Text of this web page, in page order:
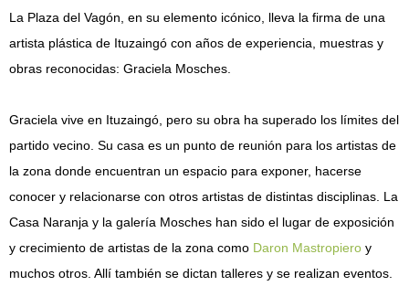
La Plaza del Vagón, en su elemento icónico, lleva la firma de una
artista plástica de Ituzaingó con años de experiencia, muestras y
obras reconocidas: Graciela Mosches.
Graciela vive en Ituzaingó, pero su obra ha superado los límites del
partido vecino. Su casa es un punto de reunión para los artistas de
la zona donde encuentran un espacio para exponer, hacerse
conocer y relacionarse con otros artistas de distintas disciplinas. La
Casa Naranja y la galería Mosches han sido el lugar de exposición
y crecimiento de artistas de la zona como Daron Mastropiero y
muchos otros. Allí también se dictan talleres y se realizan eventos.